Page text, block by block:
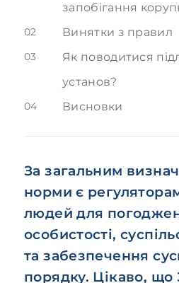
запобігання
02 Винятки з правил
03
Як поводитися
установ?
04 Висновки
За загальним
норми є
людей для
особистості,
та забезпечення
порядку. Цікаво, що